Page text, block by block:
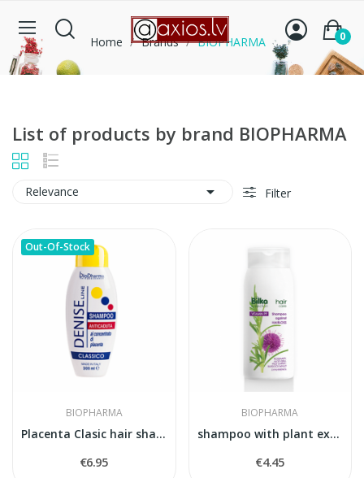
0
Home Brands BIOPHARMA
List of products by brand BIOPHARMA
Relevance  Filter
Out-Of-Stock
BIOPHARMA
Placenta Clasic hair shampoo
€6.95
BIOPHARMA
shampoo with plant extracts anti greasy
€4.45